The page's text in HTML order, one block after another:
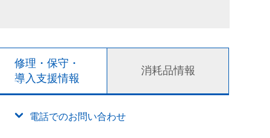
修理・保守・
導入支援情報
消耗品情報
電話でのお問い合わせ